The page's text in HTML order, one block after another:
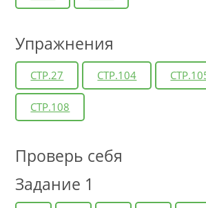
Упражнения
СТР.27 СТР.104
СТР.108
Проверь себя
Задание 1